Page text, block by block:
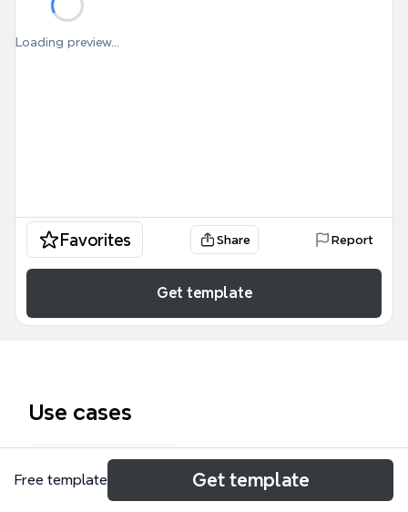
Loading preview...
Favorites Share Report
Get template
Use cases
Campaign plan
Free template Get template